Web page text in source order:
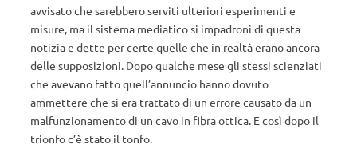
avvisato che sarebbero serviti ulteriori esperimenti e
misure, ma il sistema mediatico si impadronì di questa
notizia e dette per certe quelle che in realtà erano ancora
delle supposizioni. Dopo qualche mese gli stessi scienziati
che avevano fatto quell’annuncio hanno dovuto
ammettere che si era trattato di un errore causato da un
malfunzionamento di un cavo in fibra ottica. E così dopo il
trionfo c’è stato il tonfo.